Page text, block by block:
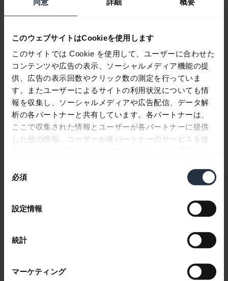
このウェブサイトはCookieを使用します
このサイトでは Cookie を使用して、ユーザーに合わせた
コンテンツや広告の表示、ソーシャルメディア機能の提
供、広告の表示回数やクリック数の測定を行っていま
す。またユーザーによるサイトの利用状況についても情
報を収集し、ソーシャルメディアや広告配信、データ解
析の各パートナーと共有しています。各パートナーは、
ここで収集された情報とユーザーが各パートナーに提供
した他の情報、ユーザーが各パートナーのサービスを使
必須
設定情報
統計
マーケティング
10/10を表示
製品文書
クイックスタートガイド
英語
日本語 expand_more